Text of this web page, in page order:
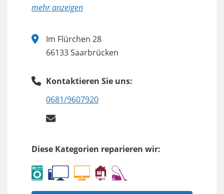
anzeigen
Im Flürchen 28
66133 Saarbrücken
Kontaktieren Sie uns:
0681/9607920
Diese Kategorien reparieren wir: